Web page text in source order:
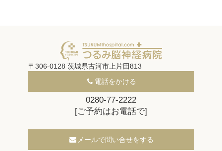
〒306-0128 茨城県古河市上片田813
電話をかける
0280-77-2222
[ご予約はお電話で]
メールで問い合せをする